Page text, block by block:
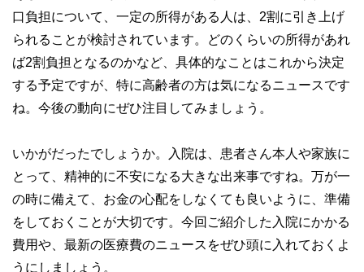
口負担について、一定の所得がある人は、2割に引き上げ
られることが検討されています。どのくらいの所得があれ
ば2割負担となるのかなど、具体的なことはこれから決定
する予定ですが、特に高齢者の方は気になるニュースです
ね。今後の動向にぜひ注目してみましょう。
いかがだったでしょうか。入院は、患者さん本人や家族に
とって、精神的に不安になる大きな出来事ですね。万が一
の時に備えて、お金の心配をしなくても良いように、準備
をしておくことが大切です。今回ご紹介した入院にかかる
費用や、最新の医療費のニュースをぜひ頭に入れておくよ
うにしましょう。